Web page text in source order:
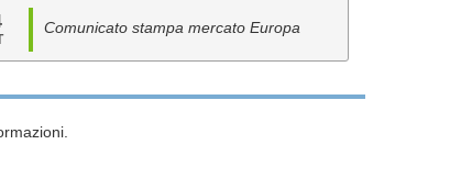
Comunicato stampa mercato Europa